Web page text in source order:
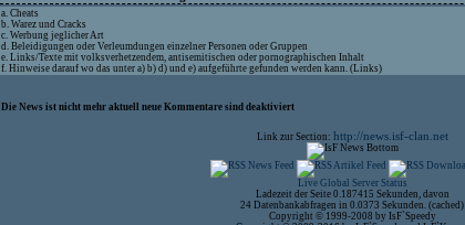
a. Cheats
b. Warez und Cracks
c. Werbung jeglicher Art
d. Beleidigungen oder Verleumdungen einzelner Personen oder Gruppen
e. Links/Texte mit volksverhetzendem, antisemitischen oder pornographischen Inhalt
f. Hinweise darauf wo das unter a) b) d) und e) aufgeführte gefunden werden kann. (Links)
Die News ist nicht mehr aktuell neue Kommentare sind deaktiviert
Link zur Section: http://news.isf-clan.net
Live Global Server Status
Ladezeit der Seite 0.187415 Sekunden, davon
24 Datenbankabfragen in 0.0373 Sekunden. (cached)
Copyright © 1999-2008 by IsF`Speedy